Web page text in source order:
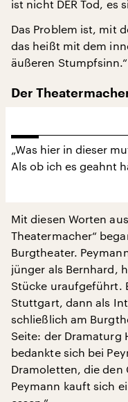
ist nicht DER Tod, es
Das Problem ist, mit
das heißt mit dem
äußeren Stumpfsinn.“
Der
„Was hier in dieser
Als ob ich es geahnt
Mit diesen Worten
Theatermacher“
Burgtheater.
jünger als Bernhard,
Stücke uraufgeführt.
Stuttgart, dann als
schließlich am
Seite: der Dramaturg
bedankte sich bei
Dramoletten, die den
Peymann kauft sich